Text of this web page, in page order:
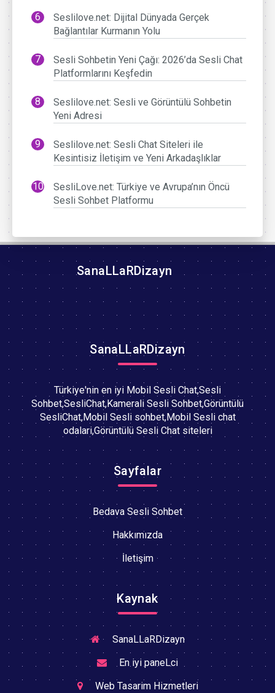
Seslilove.net: Dijital Dünyada Gerçek
Bağlantılar Kurmanın Yolu
Sesli Sohbetin Yeni Çağı: 2026’da Sesli Chat
Platformlarını Keşfedin
Seslilove.net: Sesli ve Görüntülü Sohbetin
Yeni Adresi
Seslilove.net: Sesli Chat Siteleri ile
Kesintisiz İletişim ve Yeni Arkadaşlıklar
SesliLove.net: Türkiye ve Avrupa’nın Öncü
Sesli Sohbet Platformu
SanaLLaRDizayn
SanaLLaRDizayn
Türkiye'nin en iyi Mobil Sesli Chat,Sesli
Sohbet,SesliChat,Kamerali Sesli Sohbet,Görüntülü
SesliChat,Mobil Sesli sohbet,Mobil Sesli chat
odalari,Görüntülü Sesli Chat siteleri
Sayfalar
Bedava Sesli Sohbet
Hakkımızda
İletişim
Kaynak
SanaLLaRDizayn
En iyi paneLci
Web Tasarim Hizmetleri